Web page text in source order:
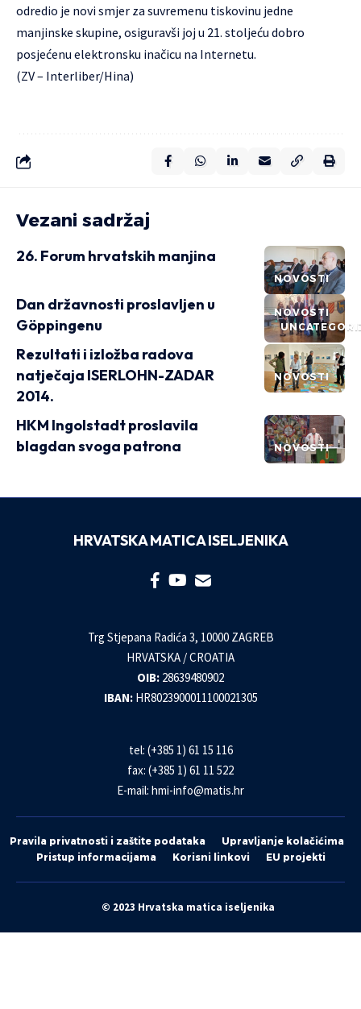
odredio je novi smjer za suvremenu tiskovinu jedne
manjinske skupine, osiguravši joj u 21. stoljeću dobro
posjećenu elektronsku inačicu na Internetu.
(ZV – Interliber/Hina)
Vezani sadržaj
NOVOSTI
26. Forum hrvatskih manjina
NOVOSTI
Dan državnosti proslavljen u
Göppingenu
NOVOSTI
Rezultati i izložba radova
natječaja ISERLOHN-ZADAR
2014.
NOVOSTI
HKM Ingolstadt proslavila
blagdan svoga patrona
HRVATSKA MATICA ISELJENIKA
Trg Stjepana Radića 3, 10000 ZAGREB
HRVATSKA / CROATIA
OIB: 28639480902
IBAN: HR8023900011100021305
tel: (+385 1) 61 15 116
fax: (+385 1) 61 11 522
E-mail: hmi-info@matis.hr
Pravila privatnosti i zaštite podataka
Upravljanje kolačićima
Pristup informacijama
Korisni linkovi EU projekti
© 2023 Hrvatska matica iseljenika